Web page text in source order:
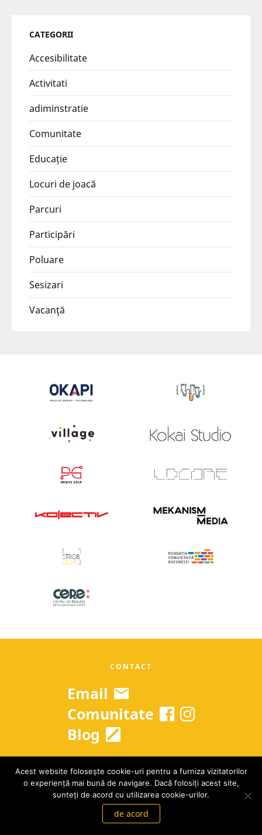
CATEGORII
Accesibilitate
Activitati
adiminstratie
Comunitate
Educație
Locuri de joacă
Parcuri
Participări
Poluare
Sesizari
Vacanţă
CONTACT
Email
Comunitate
Blog
Copyright © 2026 Grow Up Romania
| Termeni si conditii
Acest website folosește cookie-uri pentru a furniza vizitatorilor
o experiență mai bună de navigare. Dacă folosiți acest site,
sunteți de acord cu utilizarea cookie-urilor.
de acord